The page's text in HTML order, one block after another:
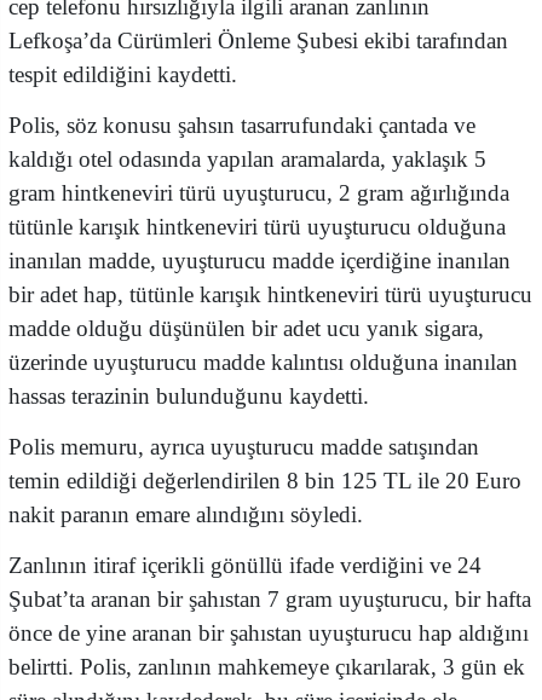
cep telefonu hırsızlığıyla ilgili aranan zanlının
Lefkoşa’da Cürümleri Önleme Şubesi ekibi tarafından
tespit edildiğini kaydetti.
Polis, söz konusu şahsın tasarrufundaki çantada ve
kaldığı otel odasında yapılan aramalarda, yaklaşık 5
gram hintkeneviri türü uyuşturucu, 2 gram ağırlığında
tütünle karışık hintkeneviri türü uyuşturucu olduğuna
inanılan madde, uyuşturucu madde içerdiğine inanılan
bir adet hap, tütünle karışık hintkeneviri türü uyuşturucu
madde olduğu düşünülen bir adet ucu yanık sigara,
üzerinde uyuşturucu madde kalıntısı olduğuna inanılan
hassas terazinin bulunduğunu kaydetti.
Polis memuru, ayrıca uyuşturucu madde satışından
temin edildiği değerlendirilen 8 bin 125 TL ile 20 Euro
nakit paranın emare alındığını söyledi.
Zanlının itiraf içerikli gönüllü ifade verdiğini ve 24
Şubat’ta aranan bir şahıstan 7 gram uyuşturucu, bir hafta
önce de yine aranan bir şahıstan uyuşturucu hap aldığını
belirtti. Polis, zanlının mahkemeye çıkarılarak, 3 gün ek